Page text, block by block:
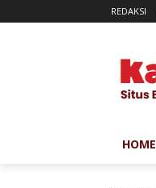
REDAKSI
HOME